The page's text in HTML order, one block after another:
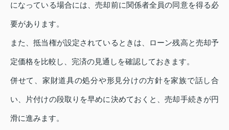
になっている場合には、売却前に関係者全員の同意を得る必
要があります。
また、抵当権が設定されているときは、ローン残高と売却予
定価格を比較し、完済の見通しを確認しておきます。
併せて、家財道具の処分や形見分けの方針を家族で話し合
い、片付けの段取りを早めに決めておくと、売却手続きが円
滑に進みます。